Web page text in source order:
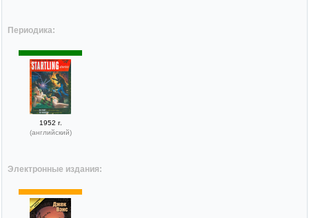
Периодика:
1952 г.
(английский)
Электронные издания: